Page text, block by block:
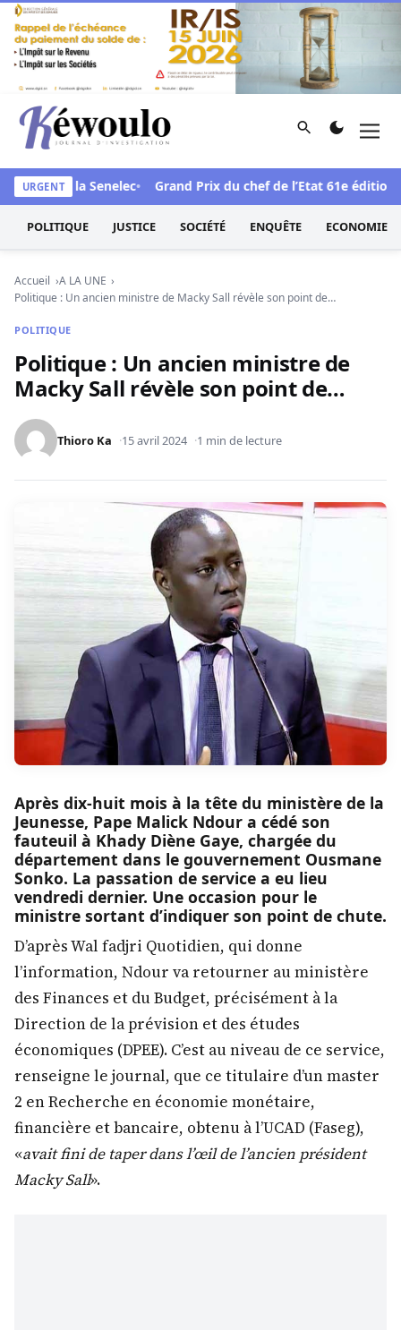
Aller au contenu
Kéwoulo, le premier site d'information et d'investigation
Rechercher
URGENT
face à la Senelec Grand Prix du chef de l’Etat 61e édition :
POLITIQUE JUSTICE SOCIÉTÉ ENQUÊTE ECONOMIE
Accueil
A LA UNE
Politique : Un ancien ministre de Macky Sall révèle son point de…
POLITIQUE
Politique : Un ancien ministre de
Macky Sall révèle son point de…
Thioro Ka 15 avril 2024 1 min de lecture
Après dix-huit mois à la tête du ministère de la
Jeunesse, Pape Malick Ndour a cédé son
fauteuil à Khady Diène Gaye, chargée du
département dans le gouvernement Ousmane
Sonko. La passation de service a eu lieu
vendredi dernier. Une occasion pour le
ministre sortant d’indiquer son point de chute.
D’après Wal fadjri Quotidien, qui donne
l’information, Ndour va retourner au ministère
des Finances et du Budget, précisément à la
Direction de la prévision et des études
économiques (DPEE). C’est au niveau de ce service,
renseigne le journal, que ce titulaire d’un master
2 en Recherche en économie monétaire,
financière et bancaire, obtenu à l’UCAD (Faseg),
«avait fini de taper dans l’œil de l’ancien président
Macky Sall».